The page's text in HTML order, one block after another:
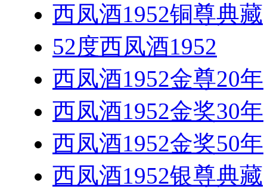
西凤酒1952铜尊典藏
52度西凤酒1952
西凤酒1952金尊20年
西凤酒1952金奖30年
西凤酒1952金奖50年
西凤酒1952银尊典藏